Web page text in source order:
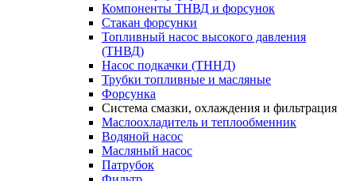
Компоненты ТНВД и форсунок
Стакан форсунки
Топливный насос высокого давления
(ТНВД)
Насос подкачки (ТННД)
Трубки топливные и масляные
Форсунка
Система смазки, охлаждения и фильтрация
Маслоохладитель и теплообменник
Водяной насос
Масляный насос
Патрубок